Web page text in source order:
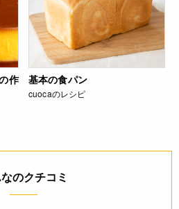
作
基本の食パン
cuocaのレシピ
のクチコミ